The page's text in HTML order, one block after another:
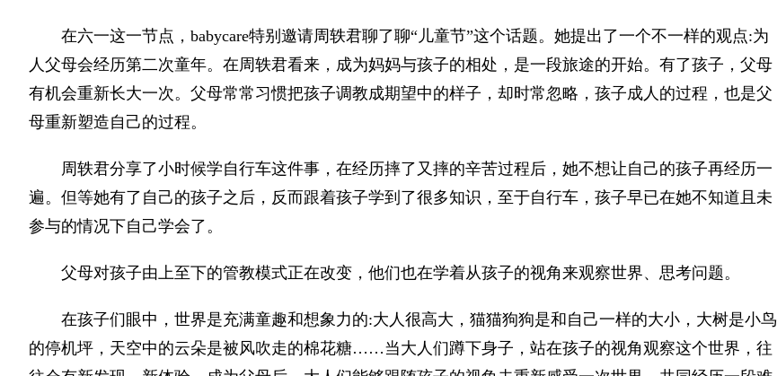
在六一这一节点，babycare特别邀请周轶君聊了聊“儿童节”这个话题。她提出了一个不一样的观点:为
人父母会经历第二次童年。在周轶君看来，成为妈妈与孩子的相处，是一段旅途的开始。有了孩子，父母
有机会重新长大一次。父母常常习惯把孩子调教成期望中的样子，却时常忽略，孩子成人的过程，也是父
母重新塑造自己的过程。
周轶君分享了小时候学自行车这件事，在经历摔了又摔的辛苦过程后，她不想让自己的孩子再经历一
遍。但等她有了自己的孩子之后，反而跟着孩子学到了很多知识，至于自行车，孩子早已在她不知道且未
参与的情况下自己学会了。
父母对孩子由上至下的管教模式正在改变，他们也在学着从孩子的视角来观察世界、思考问题。
在孩子们眼中，世界是充满童趣和想象力的:大人很高大，猫猫狗狗是和自己一样的大小，大树是小鸟
的停机坪，天空中的云朵是被风吹走的棉花糖……当大人们蹲下身子，站在孩子的视角观察这个世界，往